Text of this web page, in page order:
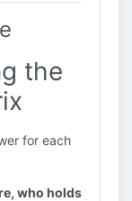
the
for each
who holds